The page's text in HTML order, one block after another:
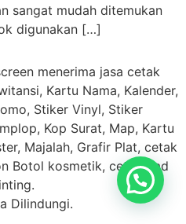
sangat mudah ditemukan
digunakan […]
menerima jasa cetak
Kartu Nama, Kalender,
Stiker Vinyl, Stiker
Kop Surat, Map, Kartu
Majalah, Grafir Plat, cetak
Botol kosmetik, cetak Pad
Dilindungi.